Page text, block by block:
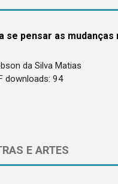
pensar as mudanças
da Silva Matias
downloads: 94
E ARTES